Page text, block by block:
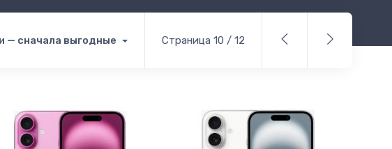
— сначала выгодные Страница 10 / 12